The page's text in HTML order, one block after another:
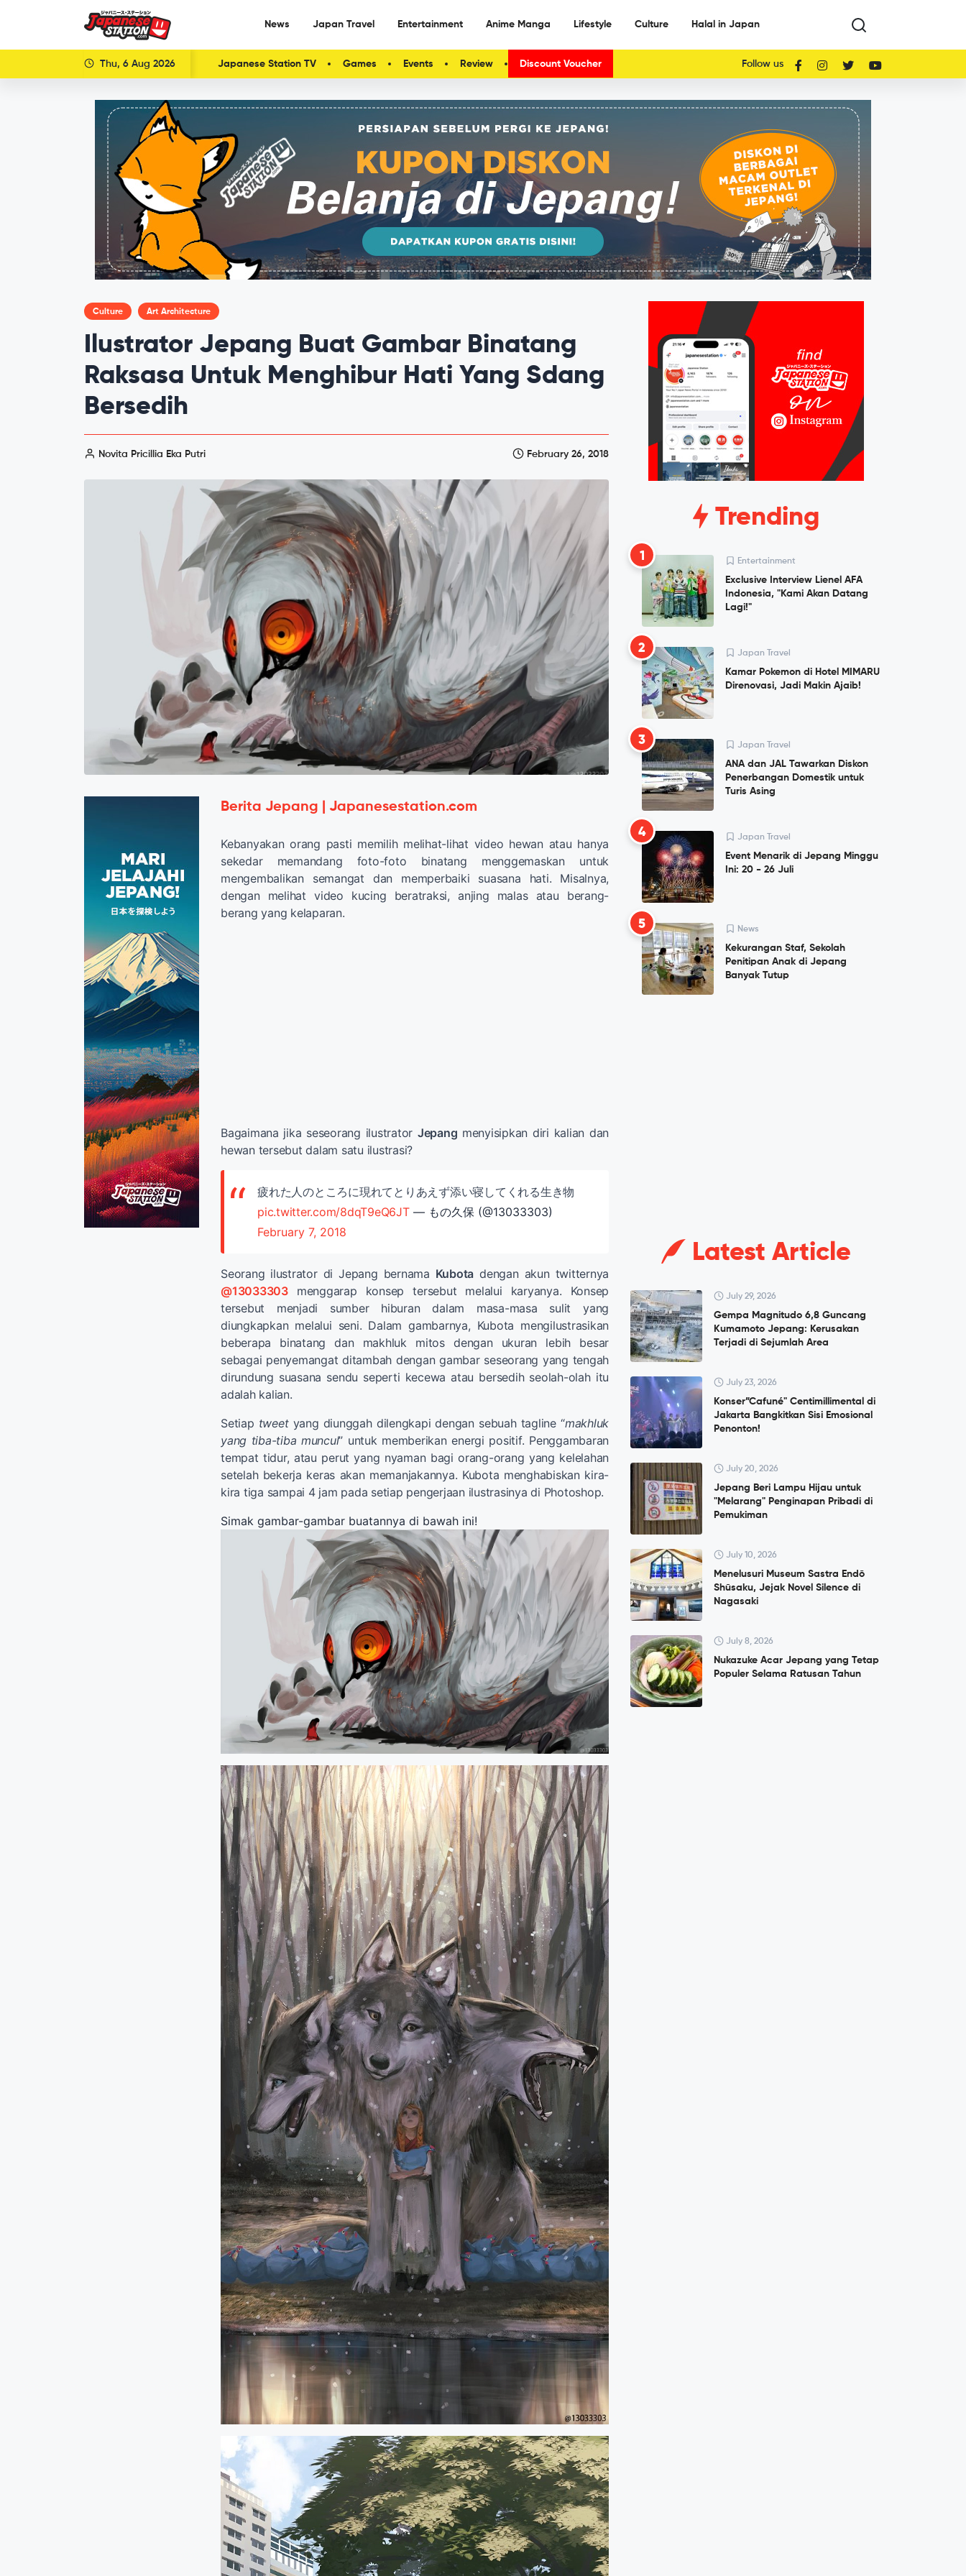
News Japan Travel Entertainment Anime Manga Lifestyle Culture Halal in Japan
Thu, 6 Aug 2026 Japanese Station TV Games Events Review Discount Voucher Follow us
Culture Art Architecture
Ilustrator Jepang Buat Gambar Binatang
Raksasa Untuk Menghibur Hati Yang Sdang
Bersedih
Novita Pricillia Eka Putri February 26, 2018
Berita Jepang | Japanesestation.com
Kebanyakan orang pasti memilih melihat-lihat video hewan atau hanya
sekedar memandang foto-foto binatang menggemaskan untuk
mengembalikan semangat dan memperbaiki suasana hati. Misalnya,
dengan melihat video kucing beratraksi, anjing malas atau berang-
berang yang kelaparan.
Bagaimana jika seseorang ilustrator Jepang menyisipkan diri kalian dan
hewan tersebut dalam satu ilustrasi?
疲れた人のところに現れてとりあえず添い寝してくれる生き物
pic.twitter.com/8dqT9eQ6JT— もの久保 (@13033303)
February 7, 2018
Seorang ilustrator di Jepang bernama Kubota dengan akun twitternya
@13033303menggarap konsep tersebut melalui karyanya. Konsep
tersebut menjadi sumber hiburan dalam masa-masa sulit yang
diungkapkan melalui seni. Dalam gambarnya, Kubota mengilustrasikan
beberapa binatang dan makhluk mitos dengan ukuran lebih besar
sebagai penyemangat ditambah dengan gambar seseorang yang tengah
dirundung suasana sendu seperti kecewa atau bersedih seolah-olah itu
adalah kalian.
Setiap tweetyang diunggah dilengkapi dengan sebuah tagline “makhluk
yang tiba-tiba muncul” untuk memberikan energi positif. Penggambaran
tempat tidur, atau perut yang nyaman bagi orang-orang yang kelelahan
setelah bekerja keras akan memanjakannya. Kubota menghabiskan kira-
kira tiga sampai 4 jam pada setiap pengerjaan ilustrasinya di Photoshop.
Simak gambar-gambar buatannya di bawah ini!
Trending
1 Entertainment
Exclusive Interview Lienel AFA
Indonesia, "Kami Akan Datang
Lagi!"
2 Japan Travel
Kamar Pokemon di Hotel MIMARU
Direnovasi, Jadi Makin Ajaib!
3 Japan Travel
ANA dan JAL Tawarkan Diskon
Penerbangan Domestik untuk
Turis Asing
4 Japan Travel
Event Menarik di Jepang Minggu
Ini: 20 - 26 Juli
5 News
Kekurangan Staf, Sekolah
Penitipan Anak di Jepang
Banyak Tutup
Latest Article
July 29, 2026
Gempa Magnitudo 6,8 Guncang
Kumamoto Jepang: Kerusakan
Terjadi di Sejumlah Area
July 23, 2026
Konser”Cafuné" Centimillimental di
Jakarta Bangkitkan Sisi Emosional
Penonton!
July 20, 2026
Jepang Beri Lampu Hijau untuk
"Melarang" Penginapan Pribadi di
Pemukiman
July 10, 2026
Menelusuri Museum Sastra Endō
Shūsaku, Jejak Novel Silence di
Nagasaki
July 8, 2026
Nukazuke Acar Jepang yang Tetap
Populer Selama Ratusan Tahun